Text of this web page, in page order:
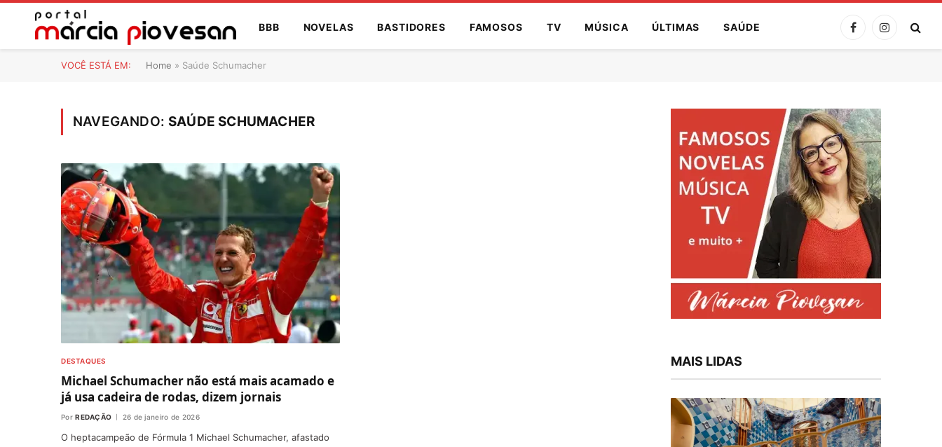
BBB NOVELAS BASTIDORES FAMOSOS TV MÚSICA ÚLTIMAS SAÚDE FacebookInstagram
VOCÊ ESTÁ EM: Home » Saúde Schumacher
NAVEGANDO: SAÚDE SCHUMACHER
DESTAQUES
Michael Schumacher não está mais acamado e
já usa cadeira de rodas, dizem jornais
Por REDAÇÃO 26 de janeiro de 2026
O heptacampeão de Fórmula 1 Michael Schumacher, afastado
MAIS LIDAS